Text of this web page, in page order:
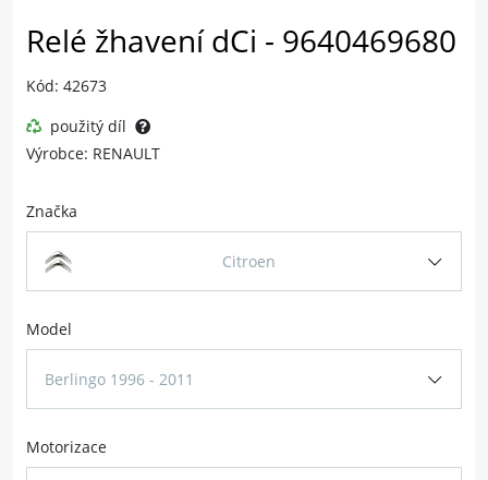
Relé žhavení dCi - 9640469680
Kód: 42673
použitý díl
Výrobce: RENAULT
Značka
Citroen
Model
Berlingo 1996 - 2011
Motorizace